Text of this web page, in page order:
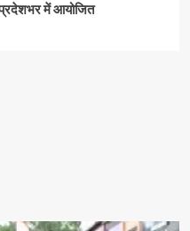
प्रदेशभर में आयोजित